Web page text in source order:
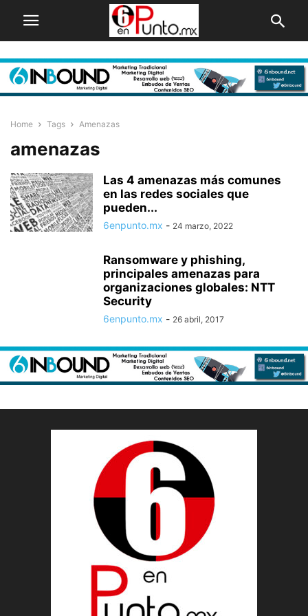
Home Tags Amenazas
amenazas
Las 4 amenazas más comunes
en las redes sociales que
pueden...
6enpunto.mx - 24 marzo, 2022
Ransomware y phishing,
principales amenazas para
organizaciones globales: NTT
Security
6enpunto.mx - 26 abril, 2017